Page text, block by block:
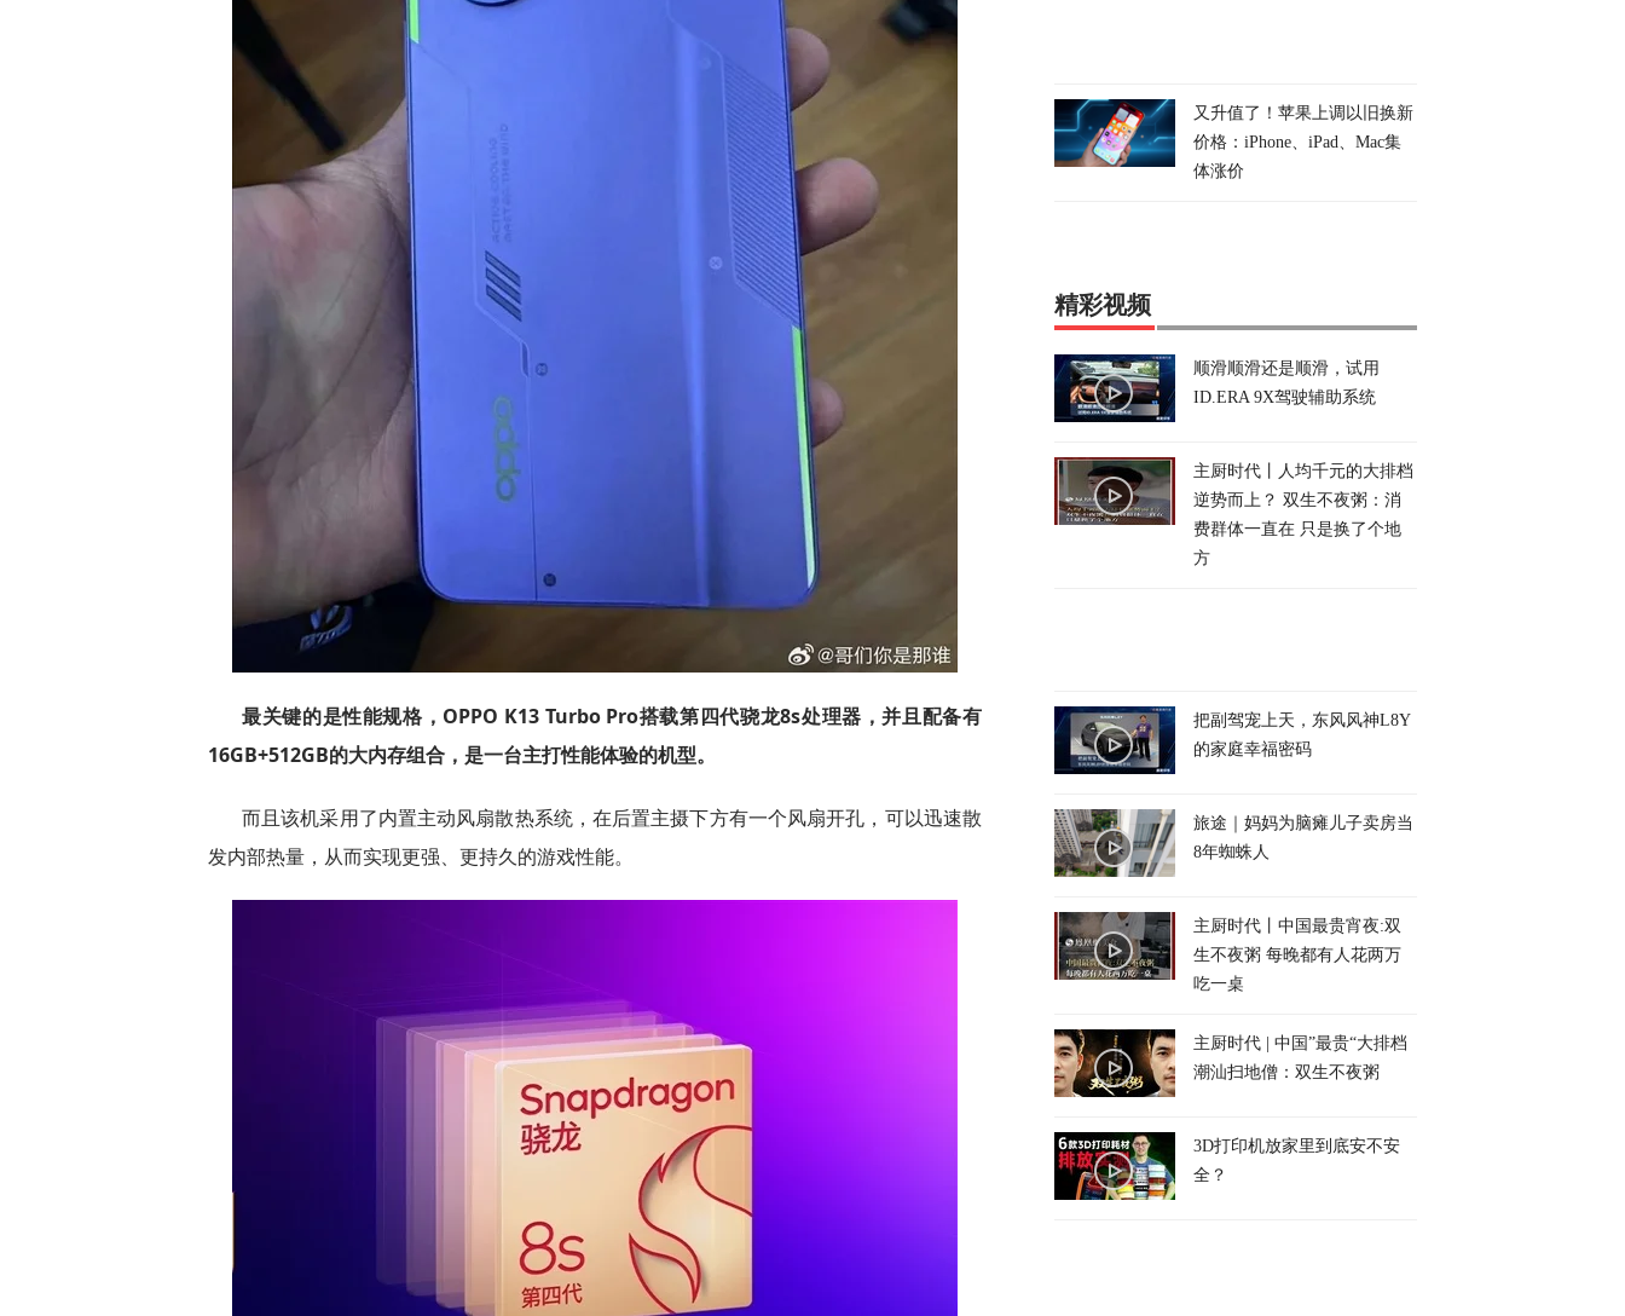
最关键的是性能规格，OPPO K13 Turbo Pro搭载第四代骁龙8s处理器，并且配备有
16GB+512GB的大内存组合，是一台主打性能体验的机型。
而且该机采用了内置主动风扇散热系统，在后置主摄下方有一个风扇开孔，可以迅速散
发内部热量，从而实现更强、更持久的游戏性能。
又升值了！苹果上调以旧换新
价格：iPhone、iPad、Mac集
体涨价
精彩视频
顺滑顺滑还是顺滑，试用
ID.ERA 9X驾驶辅助系统
主厨时代丨人均千元的大排档
逆势而上？ 双生不夜粥：消
费群体一直在 只是换了个地
方
把副驾宠上天，东风风神L8Y
的家庭幸福密码
旅途｜妈妈为脑瘫儿子卖房当
8年蜘蛛人
主厨时代丨中国最贵宵夜:双
生不夜粥 每晚都有人花两万
吃一桌
主厨时代 | 中国”最贵“大排档
潮汕扫地僧：双生不夜粥
3D打印机放家里到底安不安
全？